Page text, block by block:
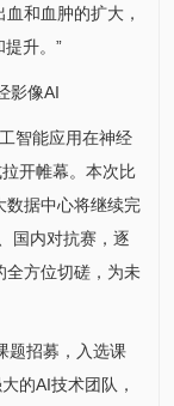
和血肿的扩大，
升。”
影像AI
智能应用在神经
开帷幕。本次比
数据中心将继续完
国内对抗赛，逐
全方位切磋，为未
题招募，入选课
的AI技术团队，